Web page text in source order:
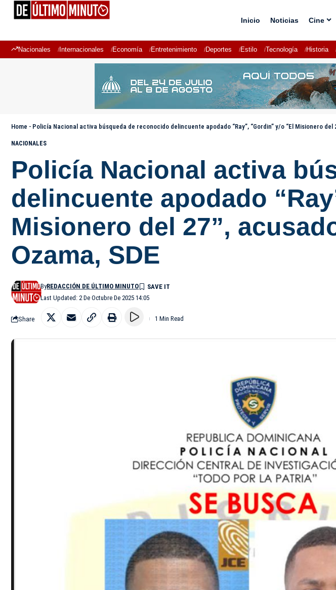
Inicio Noticias Cine
Nacionales Internacionales Economía Entretenimiento Deportes Estilo Tecnología Historia
Home - Policía Nacional activa búsqueda de reconocido delincuente apodado “Ray”, “Gordin” y/o “El Misionero
NACIONALES
Policía Nacional activa
delincuente apodado
Misionero del 27”,
Ozama, SDE
Last Updated: 2 De Octubre De 2025 14:05
ByREDACCIÓN DE ÚLTIMO MINUTO
Share 1 Min Read